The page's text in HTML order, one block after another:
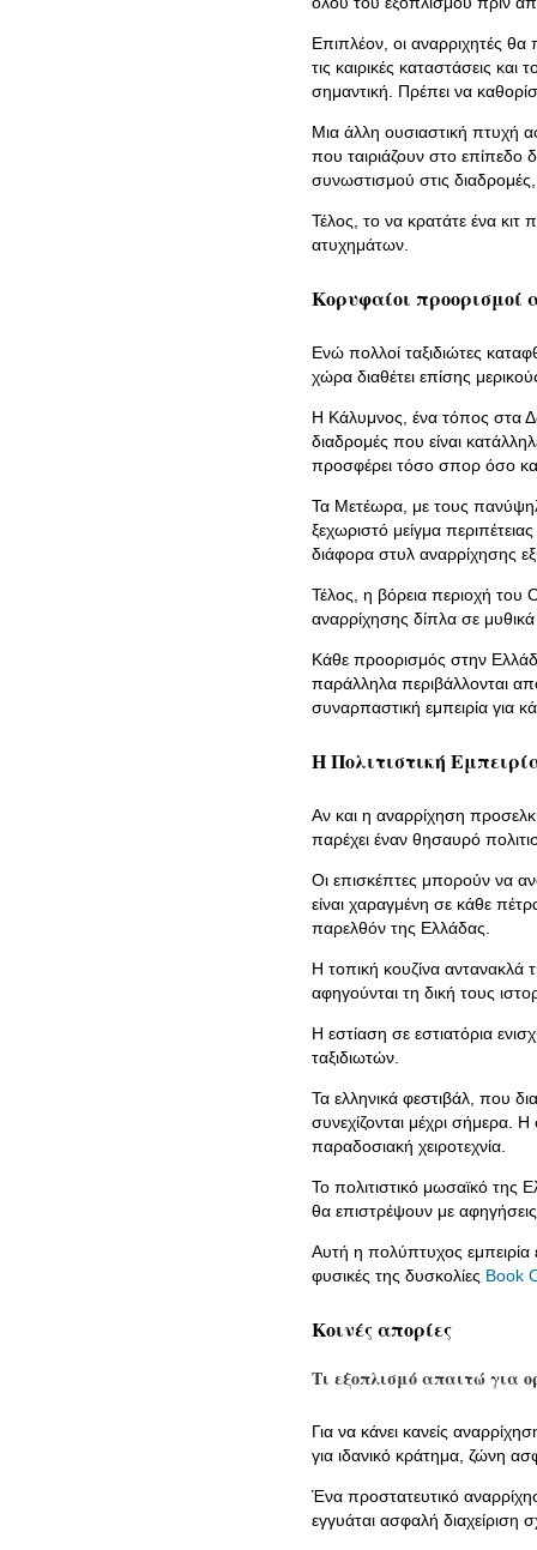
Επιπλέον, οι αναρριχητές
τις καιρικές καταστάσεις
σημαντική. Πρέπει να
Μια άλλη ουσιαστική πτυχή
που ταιριάζουν στο
συνωστισμού στις
Τέλος, το να κρατάτε ένα κιτ
ατυχημάτων.
Κορυφαίοι προορισμοί
Ενώ πολλοί ταξιδιώτες
χώρα διαθέτει επίσης
Η Κάλυμνος, ένα τόπος στα
διαδρομές που είναι
προσφέρει τόσο σπορ όσο
Τα Μετέωρα, με τους
ξεχωριστό μείγμα
διάφορα στυλ αναρρίχησης
Τέλος, η βόρεια περιοχή του
αναρρίχησης δίπλα σε
Κάθε προορισμός στην
παράλληλα περιβάλλονται
συναρπαστική εμπειρία για
Η Πολιτιστική
Αν και η αναρρίχηση
παρέχει έναν θησαυρό
Οι επισκέπτες μπορούν να
είναι χαραγμένη σε κάθε
παρελθόν της Ελλάδας.
Η τοπική κουζίνα αντανακλά
αφηγούνται τη δική τους
Η εστίαση σε εστιατόρια
ταξιδιωτών.
Τα ελληνικά φεστιβάλ, που
συνεχίζονται μέχρι σήμερα.
παραδοσιακή χειροτεχνία.
Το πολιτιστικό μωσαϊκό της
θα επιστρέψουν με
Αυτή η πολύπτυχος εμπειρία
φυσικές της δυσκολίες Book
Κοινές απορίες
Τι εξοπλισμό απαιτώ για
Για να κάνει κανείς
για ιδανικό κράτημα, ζώνη
Ένα προστατευτικό
εγγυάται ασφαλή διαχείριση